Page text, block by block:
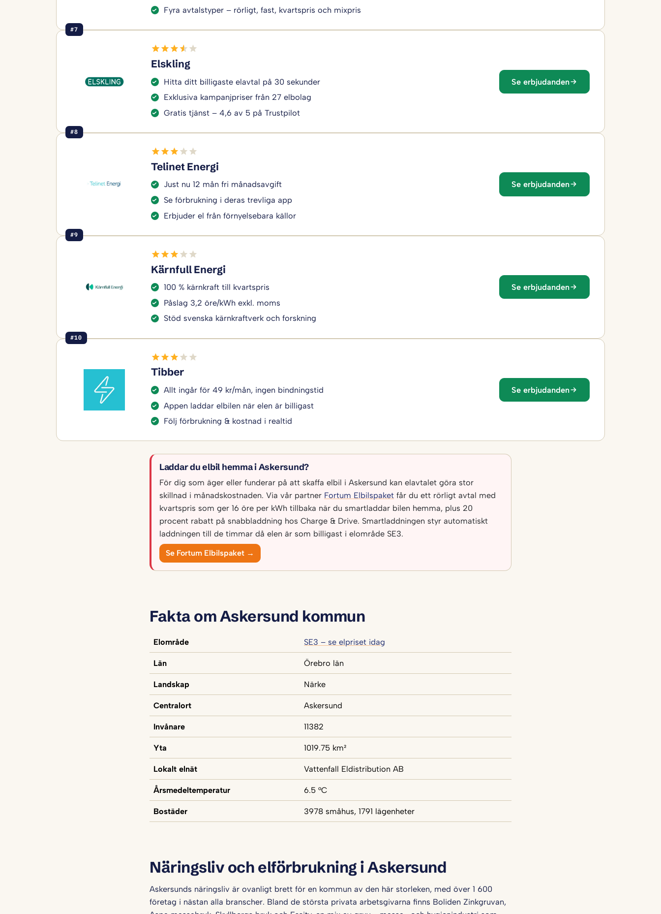
Fyra avtalstyper – rörligt, fast, kvartspris och mixpris
#7
Elskling
Hitta ditt billigaste elavtal på 30 sekunder
Exklusiva kampanjpriser från 27 elbolag
Gratis tjänst – 4,6 av 5 på Trustpilot
Se erbjudanden
#8
Telinet Energi
Just nu 12 mån fri månadsavgift
Se förbrukning i deras trevliga app
Erbjuder el från förnyelsebara källor
Se erbjudanden
#9
Kärnfull Energi
100 % kärnkraft till kvartspris
Påslag 3,2 öre/kWh exkl. moms
Stöd svenska kärnkraftverk och forskning
Se erbjudanden
#10
Tibber
Allt ingår för 49 kr/mån, ingen bindningstid
Appen laddar elbilen när elen är billigast
Följ förbrukning & kostnad i realtid
Se erbjudanden
Laddar du elbil hemma i Askersund?
För dig som äger eller funderar på att skaffa elbil i Askersund kan elavtalet göra stor
skillnad i månadskostnaden. Via vår partner Fortum Elbilspaket får du ett rörligt avtal med
kvartspris som ger 16 öre per kWh tillbaka när du smartladdar bilen hemma, plus 20
procent rabatt på snabbladdning hos Charge & Drive. Smartladdningen styr automatiskt
laddningen till de timmar då elen är som billigast i elområde SE3.
Se Fortum Elbilspaket →
Fakta om Askersund kommun
Elområde SE3 – se elpriset idag
Län Örebro län
Landskap Närke
Centralort Askersund
Invånare 11382
Yta 1019.75 km²
Lokalt elnät Vattenfall Eldistribution AB
Årsmedeltemperatur 6.5 °C
Bostäder 3978 småhus, 1791 lägenheter
Näringsliv och elförbrukning i Askersund
Askersunds näringsliv är ovanligt brett för en kommun av den här storleken, med över 1 600
företag i nästan alla branscher. Bland de största privata arbetsgivarna finns Boliden Zinkgruvan,